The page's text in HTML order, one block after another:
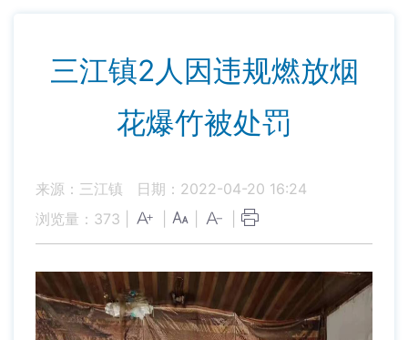
三江镇2人因违规燃放烟
花爆竹被处罚
来源：三江镇
日期：2022-04-20 16:24
浏览量： 373